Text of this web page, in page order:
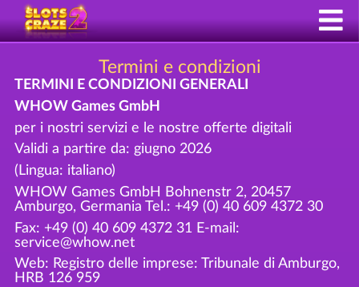
Termini e condizioni
TERMINI E CONDIZIONI GENERALI
WHOW Games GmbH
per i nostri servizi e le nostre offerte digitali
Validi a partire da: giugno 2026
(Lingua: italiano)
WHOW Games GmbH Bohnenstr 2, 20457
Amburgo, Germania Tel.: +49 (0) 40 609 4372 30
Fax: +49 (0) 40 609 4372 31 E-mail:
service@whow.net
Web: Registro delle imprese: Tribunale di Amburgo,
HRB 126 959